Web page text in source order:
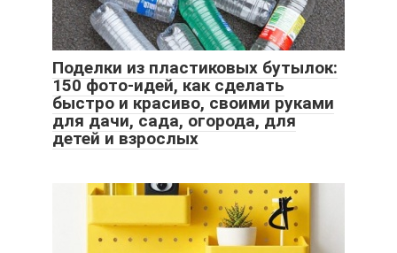
Поделки из пластиковых бутылок:
150 фото-идей, как сделать
быстро и красиво, своими руками
для дачи, сада, огорода, для
детей и взрослых